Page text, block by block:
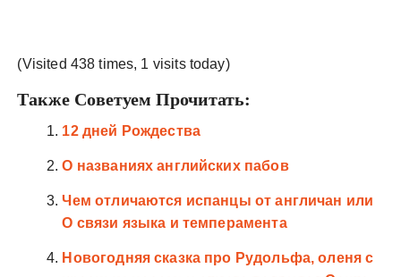
(Visited 438 times, 1 visits today)
Также Советуем Прочитать:
12 дней Рождества
О названиях английских пабов
Чем отличаются испанцы от англичан или
О связи языка и темперамента
Новогодняя сказка про Рудольфа, оленя с